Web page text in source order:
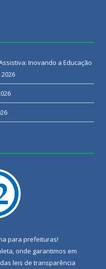
Inovando a Educação
para prefeituras!
onde garantimos em
leis de transparência